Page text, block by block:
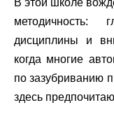
В этой школе
методичность:
дисциплины и
когда многие
по зазубриванию
здесь